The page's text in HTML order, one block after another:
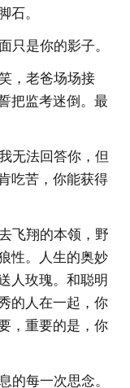
石。
只是你的影子。
，老爸场场接
把监考迷倒。最
无法回答你，但
吃苦，你能获得
飞翔的本领，野
性。人生的奥妙
人玫瑰。和聪明
的人在一起，你
，重要的是，你
的每一次思念。